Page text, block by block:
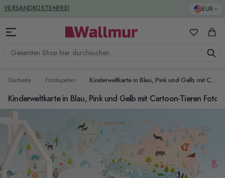
Zum Inhalt springen EUR
Gesamten Shop hier durchsuchen...
Meine
VERSANDKOSTENFREI
GREENGUARD ZERTIFIZIERT
Startseite Fototapeten Kinderweltkarte in Blau, Pink und Gelb mit Cartoon-Tieren Fototapete
Kinderweltkarte in Blau, Pink und Gelb mit Cartoon-Tieren